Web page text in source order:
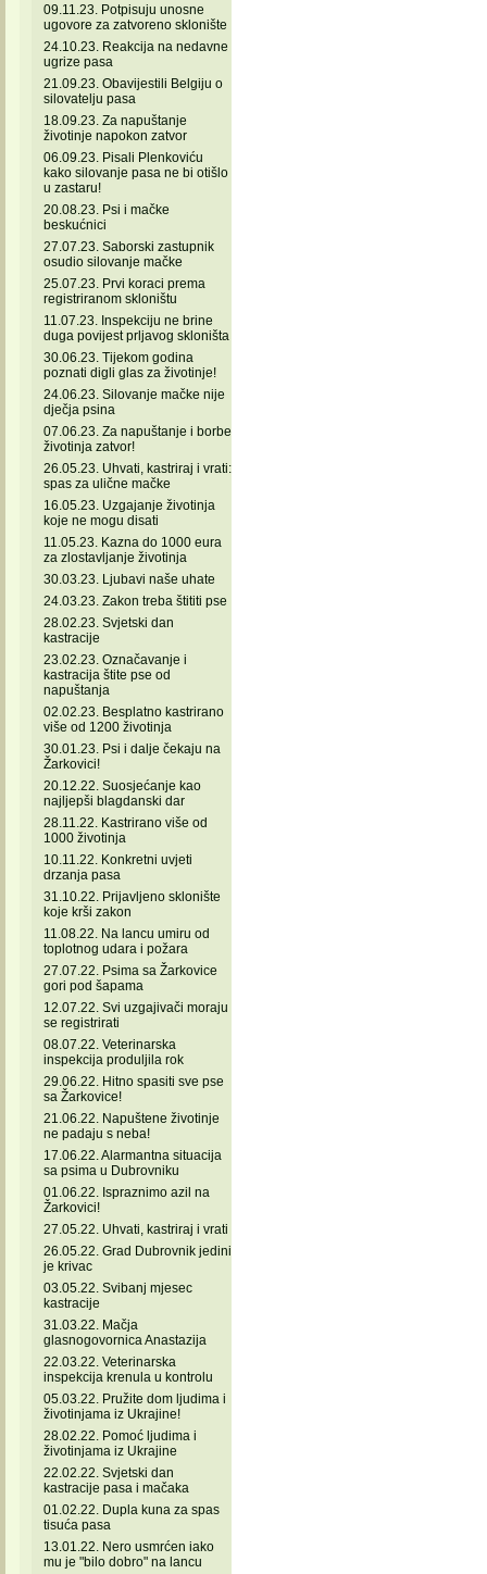
09.11.23. Potpisuju unosne
ugovore za zatvoreno sklonište
24.10.23. Reakcija na nedavne
ugrize pasa
21.09.23. Obavijestili Belgiju o
silovatelju pasa
18.09.23. Za napuštanje
životinje napokon zatvor
06.09.23. Pisali Plenkoviću
kako silovanje pasa ne bi otišlo
u zastaru!
20.08.23. Psi i mačke
beskućnici
27.07.23. Saborski zastupnik
osudio silovanje mačke
25.07.23. Prvi koraci prema
registriranom skloništu
11.07.23. Inspekciju ne brine
duga povijest prljavog skloništa
30.06.23. Tijekom godina
poznati digli glas za životinje!
24.06.23. Silovanje mačke nije
dječja psina
07.06.23. Za napuštanje i borbe
životinja zatvor!
26.05.23. Uhvati, kastriraj i vrati:
spas za ulične mačke
16.05.23. Uzgajanje životinja
koje ne mogu disati
11.05.23. Kazna do 1000 eura
za zlostavljanje životinja
30.03.23. Ljubavi naše uhate
24.03.23. Zakon treba štititi pse
28.02.23. Svjetski dan
kastracije
23.02.23. Označavanje i
kastracija štite pse od
napuštanja
02.02.23. Besplatno kastrirano
više od 1200 životinja
30.01.23. Psi i dalje čekaju na
Žarkovici!
20.12.22. Suosjećanje kao
najljepši blagdanski dar
28.11.22. Kastrirano više od
1000 životinja
10.11.22. Konkretni uvjeti
drzanja pasa
31.10.22. Prijavljeno sklonište
koje krši zakon
11.08.22. Na lancu umiru od
toplotnog udara i požara
27.07.22. Psima sa Žarkovice
gori pod šapama
12.07.22. Svi uzgajivači moraju
se registrirati
08.07.22. Veterinarska
inspekcija produljila rok
29.06.22. Hitno spasiti sve pse
sa Žarkovice!
21.06.22. Napuštene životinje
ne padaju s neba!
17.06.22. Alarmantna situacija
sa psima u Dubrovniku
01.06.22. Ispraznimo azil na
Žarkovici!
27.05.22. Uhvati, kastriraj i vrati
26.05.22. Grad Dubrovnik jedini
je krivac
03.05.22. Svibanj mjesec
kastracije
31.03.22. Mačja
glasnogovornica Anastazija
22.03.22. Veterinarska
inspekcija krenula u kontrolu
05.03.22. Pružite dom ljudima i
životinjama iz Ukrajine!
28.02.22. Pomoć ljudima i
životinjama iz Ukrajine
22.02.22. Svjetski dan
kastracije pasa i mačaka
01.02.22. Dupla kuna za spas
tisuća pasa
13.01.22. Nero usmrćen iako
mu je "bilo dobro" na lancu